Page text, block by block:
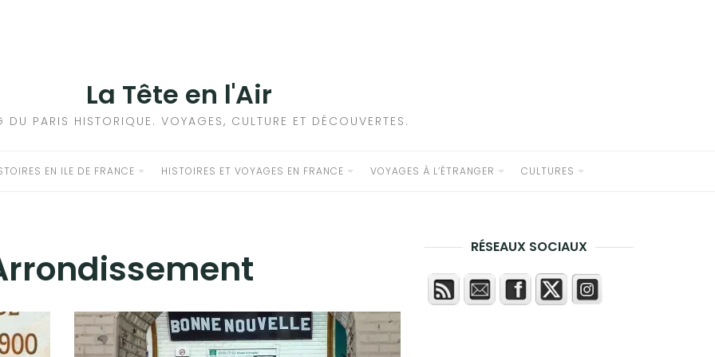
La Tête en l'Air
DU PARIS HISTORIQUE. VOYAGES, CULTURE ET DÉCOUVERTES.
EN ILE DE FRANCE HISTOIRES ET VOYAGES EN FRANCE VOYAGES À L’ÉTRANGER CULTURES
RÉSEAUX SOCIAUX